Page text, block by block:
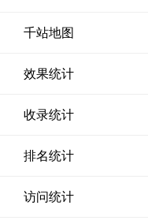
千站地图
效果统计
收录统计
排名统计
访问统计